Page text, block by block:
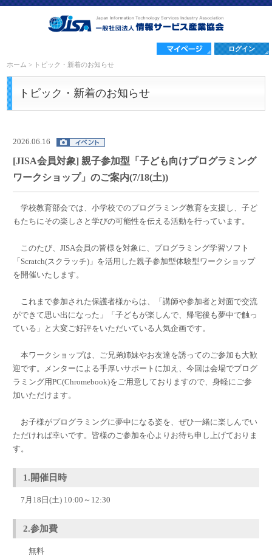
ログイン
ホーム > トピック・新着のお知らせ
トピック・新着のお知らせ
2026.06.16
[JISA会員対象] 親子参加型「子ども向けプログラミング
ワークショップ」のご案内(7/18(土))
学校教育部会では、小学校でのプログラミング教育を支援し、子ど
もたちにその楽しさと学びの可能性を伝える活動を行っています。
このたび、JISA会員の皆様を対象に、プログラミング学習ソフト
「Scratch(スクラッチ)」を活用した親子参加型体験型ワークショップ
を開催いたします。
これまで参加された保護者様からは、「講師や参加者と対面で交流
ができて思い出になった」「子どもが楽しんで、帰宅後も夢中で触っ
ている」と大変ご好評をいただいている人気企画です。
本ワークショップは、ご兄弟姉妹やお友達を誘ってのご参加も大歓
迎です。メンターによる手厚いサポートに加え、今回は会場でプログ
ラミング用PC(Chromebook)をご用意しておりますので、身軽にご参
加いただけます。
お子様がプログラミングに夢中になる姿を、ぜひ一緒に楽しんでい
ただければ幸いです。皆様のご参加を心よりお待ち申し上げておりま
す。
1.開催日時
7月18日(土) 10:00～12:30
2.参加費
無料